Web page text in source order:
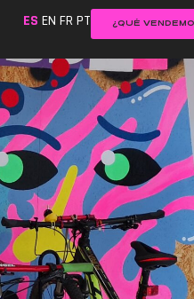
ES EN FR PT ¿QUÉ